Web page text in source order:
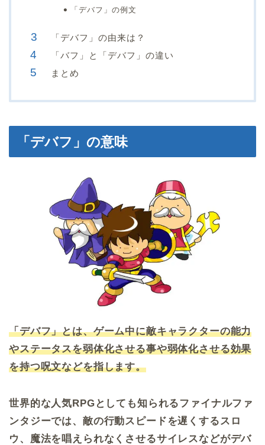
「デバフ」の例文
「デバフ」の由来は？
「バフ」と「デバフ」の違い
まとめ
「デバフ」の意味
「デバフ」とは、ゲーム中に敵キャラクターの能力
やステータスを弱体化させる事や弱体化させる効果
を持つ呪文などを指します。
世界的な人気RPGとしても知られるファイナルファ
ンタジーでは、敵の行動スピードを遅くするスロ
ウ、魔法を唱えられなくさせるサイレスなどがデバ